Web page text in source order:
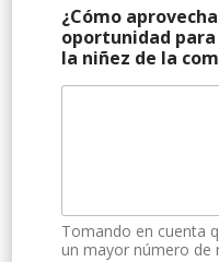
¿Cómo
oportunidad
la niñez de la
Tomando en cuenta
un mayor número de